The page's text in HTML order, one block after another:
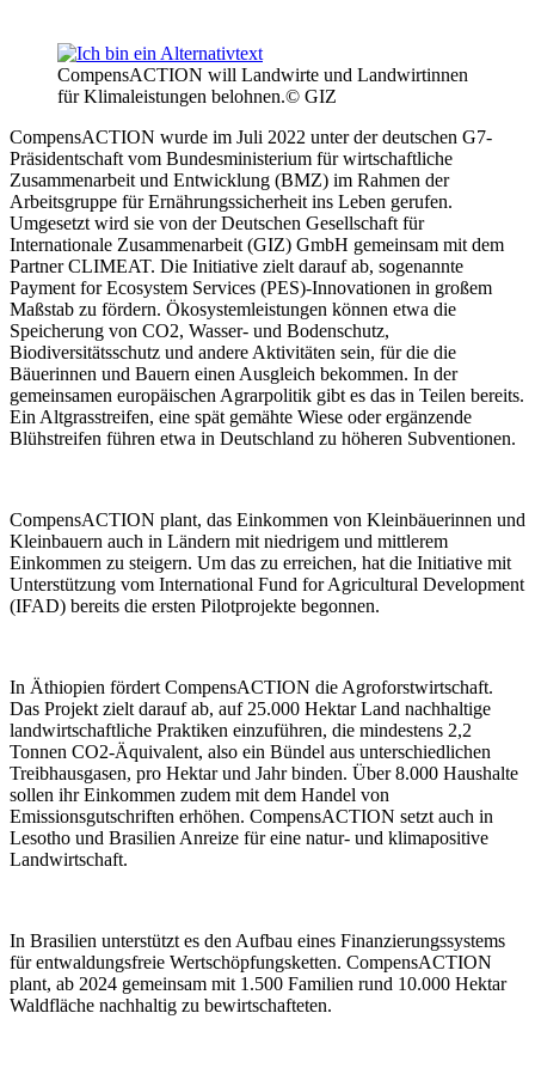
CompensACTION will Landwirte und Landwirtinnen
für Klimaleistungen belohnen.© GIZ
CompensACTION wurde im Juli 2022 unter der deutschen G7-
Präsidentschaft vom Bundesministerium für wirtschaftliche
Zusammenarbeit und Entwicklung (BMZ) im Rahmen der
Arbeitsgruppe für Ernährungssicherheit ins Leben gerufen.
Umgesetzt wird sie von der Deutschen Gesellschaft für
Internationale Zusammenarbeit (GIZ) GmbH gemeinsam mit dem
Partner CLIMEAT. Die Initiative zielt darauf ab, sogenannte
Payment for Ecosystem Services (PES)-Innovationen in großem
Maßstab zu fördern. Ökosystemleistungen können etwa die
Speicherung von CO2, Wasser- und Bodenschutz,
Biodiversitätsschutz und andere Aktivitäten sein, für die die
Bäuerinnen und Bauern einen Ausgleich bekommen. In der
gemeinsamen europäischen Agrarpolitik gibt es das in Teilen bereits.
Ein Altgrasstreifen, eine spät gemähte Wiese oder ergänzende
Blühstreifen führen etwa in Deutschland zu höheren Subventionen.
CompensACTION plant, das Einkommen von Kleinbäuerinnen und
Kleinbauern auch in Ländern mit niedrigem und mittlerem
Einkommen zu steigern. Um das zu erreichen, hat die Initiative mit
Unterstützung vom International Fund for Agricultural Development
(IFAD) bereits die ersten Pilotprojekte begonnen.
In Äthiopien fördert CompensACTION die Agroforstwirtschaft.
Das Projekt zielt darauf ab, auf 25.000 Hektar Land nachhaltige
landwirtschaftliche Praktiken einzuführen, die mindestens 2,2
Tonnen CO2-Äquivalent, also ein Bündel aus unterschiedlichen
Treibhausgasen, pro Hektar und Jahr binden. Über 8.000 Haushalte
sollen ihr Einkommen zudem mit dem Handel von
Emissionsgutschriften erhöhen. CompensACTION setzt auch in
Lesotho und Brasilien Anreize für eine natur- und klimapositive
Landwirtschaft.
In Brasilien unterstützt es den Aufbau eines Finanzierungssystems
für entwaldungsfreie Wertschöpfungsketten. CompensACTION
plant, ab 2024 gemeinsam mit 1.500 Familien rund 10.000 Hektar
Waldfläche nachhaltig zu bewirtschafteten.